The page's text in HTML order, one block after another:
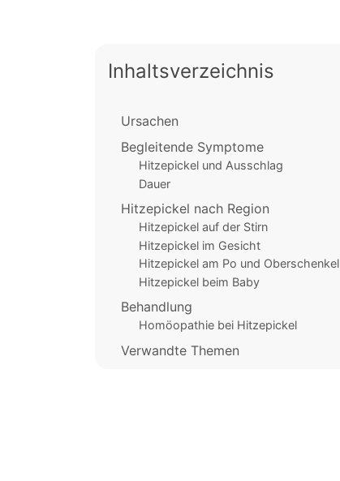
Inhaltsverzeichnis
Ursachen
Begleitende Symptome
Hitzepickel und Ausschlag
Dauer
Hitzepickel nach Region
Hitzepickel auf der Stirn
Hitzepickel im Gesicht
Hitzepickel am Po und Oberschenkel
Hitzepickel beim Baby
Behandlung
Homöopathie bei Hitzepickel
Verwandte Themen